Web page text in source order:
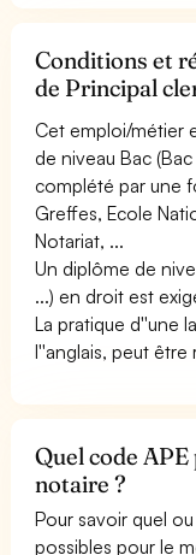
Conditions et
de Principal
Cet emploi/métier
de niveau Bac
complété par une
Greffes, Ecole
Notariat, ...
Un diplôme de
...) en droit est
La pratique d''une
l''anglais, peut être
Quel code
notaire ?
Pour savoir quel
possibles pour le